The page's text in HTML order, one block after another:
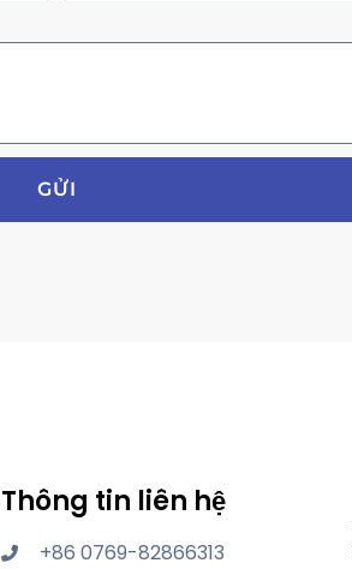
GỬI
Thông tin liên hệ
+86 0769-82866313